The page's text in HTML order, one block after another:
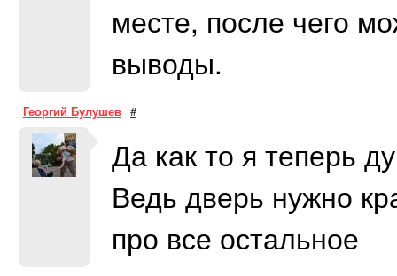
месте, после чего
выводы.
Георгий Булушев #
Да как то я теперь
Ведь дверь нужно
про все остальное